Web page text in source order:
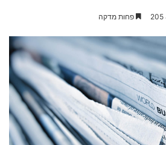
205 פחות מדקה